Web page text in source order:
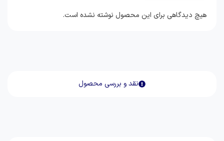
نقد و بررسی محصول
هیچ دیدگاهی برای این محصول نوشته نشده است.